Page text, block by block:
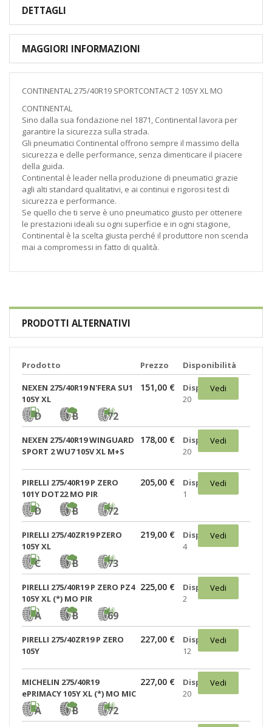
DETTAGLI
MAGGIORI INFORMAZIONI
CONTINENTAL 275/40R19 SPORTCONTACT 2 105Y XL MO
CONTINENTAL
Sino dalla sua fondazione nel 1871, Continental lavora per
garantire la sicurezza sulla strada.
Gli pneumatici Continental offrono sempre il massimo della
sicurezza e delle performance, senza dimenticare il piacere
della guida.
Continental è leader nella produzione di pneumatici grazie
agli alti standard qualitativi, e ai continui e rigorosi test di
sicurezza e performance.
Se quello che ti serve è uno pneumatico giusto per ottenere
le prestazioni ideali su ogni superficie e in ogni stagione,
Continental è la scelta giusta perché il produttore non scenda
mai a compromessi in fatto di qualità.
PRODOTTI ALTERNATIVI
Prodotto Prezzo Disponibilità
NEXEN 275/40R19 N'FERA SU1
105Y XL
D B 72
151,00 €
Disponibili:
20
Vedi
NEXEN 275/40R19 WINGUARD
SPORT 2 WU7 105V XL M+S
178,00 €
Disponibili:
20
Vedi
PIRELLI 275/40R19 P ZERO
101Y DOT22 MO PIR
D B 72
205,00 €
Disponibili:
1
Vedi
PIRELLI 275/40ZR19 PZERO
105Y XL
C B 73
219,00 €
Disponibili:
4
Vedi
PIRELLI 275/40R19 P ZERO PZ4
105Y XL (*) MO PIR
A B 69
225,00 €
Disponibili:
2
Vedi
PIRELLI 275/40ZR19 P ZERO
105Y
227,00 €
Disponibili:
12
Vedi
MICHELIN 275/40R19
ePRIMACY 105Y XL (*) MO MIC
A B 72
227,00 €
Disponibili:
20
Vedi